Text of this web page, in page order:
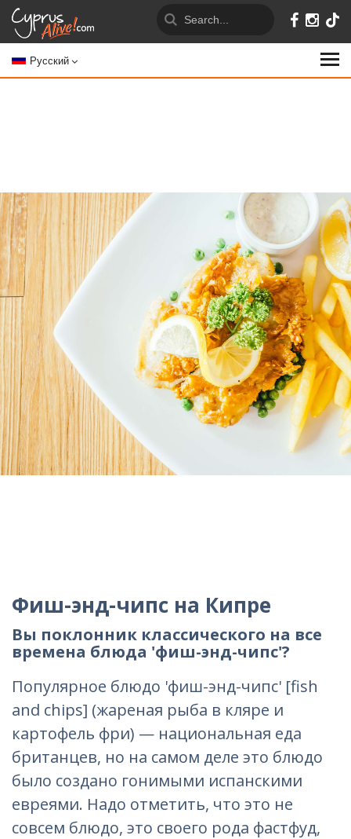
Русский
Фиш-энд-чипс на Кипре
Вы поклонник классического на все
времена блюда 'фиш-энд-чипс'?
Популярное блюдо 'фиш-энд-чипс' [fish
and chips] (жареная рыба в кляре и
картофель фри) — национальная еда
британцев, но на самом деле это блюдо
было создано гонимыми испанскими
евреями. Надо отметить, что это не
совсем блюдо, это своего рода фастфуд,